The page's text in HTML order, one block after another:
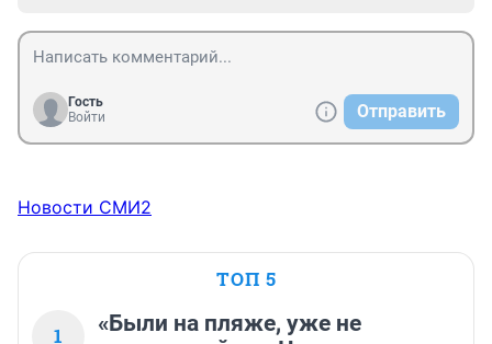
Гость
Войти
Отправить
Новости СМИ2
ТОП 5
1
«Были на пляже, уже не